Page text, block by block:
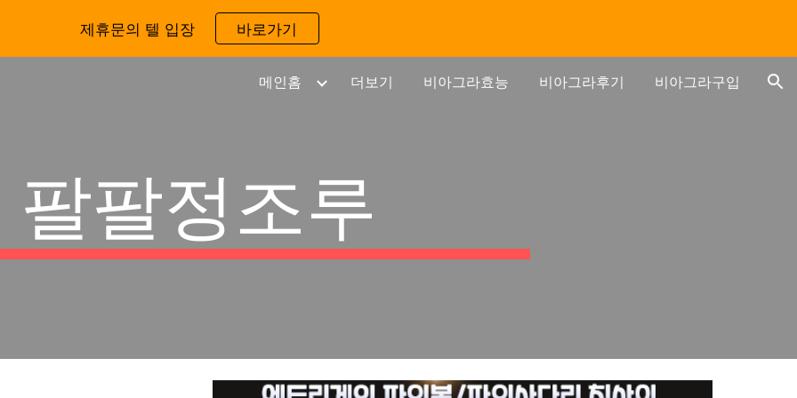
to main content제휴문의 텔 입장 바로가기
메인홈 더보기 비아그라효능 비아그라후기 비아그라구입
팔팔정조루